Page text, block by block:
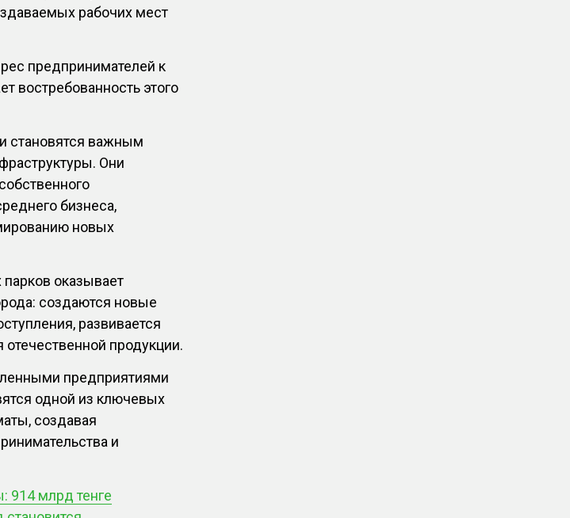
рабочих мест
предпринимателей к
этого
становятся важным
Они
бизнеса,
новых
оказывает
создаются новые
развивается
отечественной продукции.
предприятиями
одной из ключевых
создавая
и
914 млрд тенге